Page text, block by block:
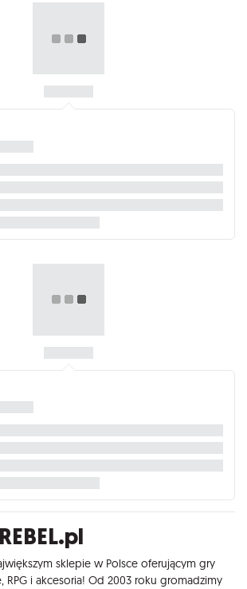
sklepie w Polsce oferującym gry
RPG i akcesoria! Od 2003 roku gromadzimy